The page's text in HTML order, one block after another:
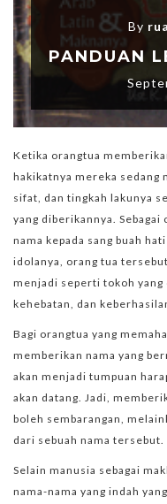
By
Ketika orangtua
hakikatnya mereka sedang
sifat, dan tingkah lakunya
yang diberikannya.
nama kepada sang buah
idolanya, orang tua
menjadi seperti tokoh yang
kehebatan, dan
Bagi orangtua yang
memberikan nama yang
akan menjadi tumpuan
akan datang. Jadi,
boleh sembarangan,
dari sebuah nama tersebut.
Selain manusia sebagai
nama-nama yang indah